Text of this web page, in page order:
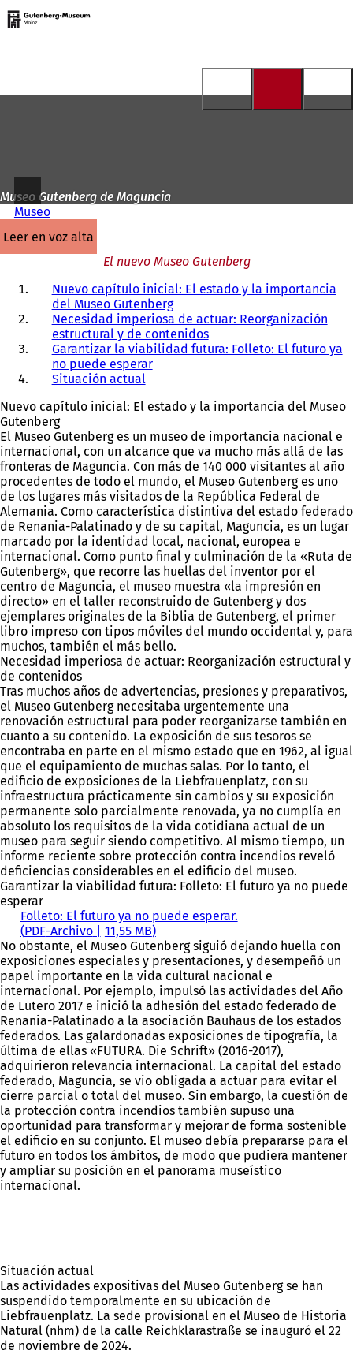
Saltar al contenido
la
Museo Gutenberg de Maguncia
Museo
leer en voz alta
El nuevo Museo Gutenberg
Nuevo capítulo inicial: El estado y la importancia
del Museo Gutenberg
Necesidad imperiosa de actuar: Reorganización
estructural y de contenidos
Garantizar la viabilidad futura: Folleto: El futuro ya
no puede esperar
Situación actual
Nuevo capítulo inicial: El estado y la importancia del Museo
Gutenberg
El Museo Gutenberg es un museo de importancia nacional e
internacional, con un alcance que va mucho más allá de las
fronteras de Maguncia. Con más de 140 000 visitantes al año
procedentes de todo el mundo, el Museo Gutenberg es uno
de los lugares más visitados de la República Federal de
Alemania. Como característica distintiva del estado federado
de Renania-Palatinado y de su capital, Maguncia, es un lugar
marcado por la identidad local, nacional, europea e
internacional. Como punto final y culminación de la «Ruta de
Gutenberg», que recorre las huellas del inventor por el
centro de Maguncia, el museo muestra «la impresión en
directo» en el taller reconstruido de Gutenberg y dos
ejemplares originales de la Biblia de Gutenberg, el primer
libro impreso con tipos móviles del mundo occidental y, para
muchos, también el más bello.
Necesidad imperiosa de actuar: Reorganización estructural y
de contenidos
Tras muchos años de advertencias, presiones y preparativos,
el Museo Gutenberg necesitaba urgentemente una
renovación estructural para poder reorganizarse también en
cuanto a su contenido. La exposición de sus tesoros se
encontraba en parte en el mismo estado que en 1962, al igual
que el equipamiento de muchas salas. Por lo tanto, el
edificio de exposiciones de la Liebfrauenplatz, con su
infraestructura prácticamente sin cambios y su exposición
permanente solo parcialmente renovada, ya no cumplía en
absoluto los requisitos de la vida cotidiana actual de un
museo para seguir siendo competitivo. Al mismo tiempo, un
informe reciente sobre protección contra incendios reveló
deficiencias considerables en el edificio del museo.
Garantizar la viabilidad futura: Folleto: El futuro ya no puede
esperar
Folleto: El futuro ya no puede esperar.
PDF-Archivo
11,55 MB
No obstante, el Museo Gutenberg siguió dejando huella con
exposiciones especiales y presentaciones, y desempeñó un
papel importante en la vida cultural nacional e
internacional. Por ejemplo, impulsó las actividades del Año
de Lutero 2017 e inició la adhesión del estado federado de
Renania-Palatinado a la asociación Bauhaus de los estados
federados. Las galardonadas exposiciones de tipografía, la
última de ellas «FUTURA. Die Schrift» (2016-2017),
adquirieron relevancia internacional. La capital del estado
federado, Maguncia, se vio obligada a actuar para evitar el
cierre parcial o total del museo. Sin embargo, la cuestión de
la protección contra incendios también supuso una
oportunidad para transformar y mejorar de forma sostenible
el edificio en su conjunto. El museo debía prepararse para el
futuro en todos los ámbitos, de modo que pudiera mantener
y ampliar su posición en el panorama museístico
internacional.
Situación actual
Las actividades expositivas del Museo Gutenberg se han
suspendido temporalmente en su ubicación de
Liebfrauenplatz. La sede provisional en el Museo de Historia
Natural (nhm) de la calle Reichklarastraße se inauguró el 22
de noviembre de 2024.